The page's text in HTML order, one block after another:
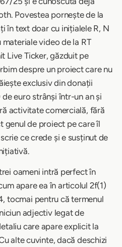
Povestea pornește de la
în text doar cu inițialele R, N
video de la RT
Live Ticker, găzduit pe
despre un proiect care nu
exclusiv din donații
euro strânși într-un an și
activitate comercială, fără
genul de proiect pe care îl
ce crede și e susținut de
oameni intră perfect în
apare ea în articolul 2f(1)
tocmai pentru că termenul
adjectiv legat de
care apare explicit la
alte cuvinte, dacă deschizi